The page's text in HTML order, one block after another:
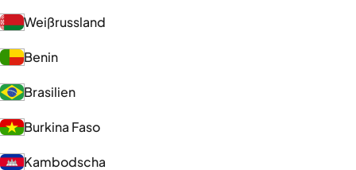
Weißrussland
Benin
Brasilien
Burkina Faso
Kambodscha